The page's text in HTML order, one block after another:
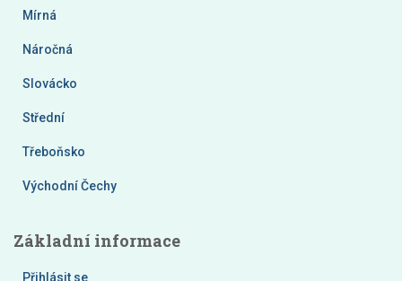
Mírná
Náročná
Slovácko
Střední
Třeboňsko
Východní Čechy
Základní informace
Přihlásit se